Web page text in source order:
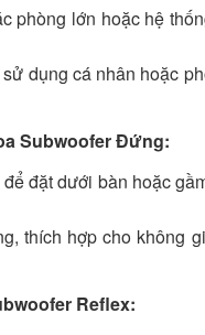
phòng lớn hoặc hệ
dụng cá nhân hoặc
Subwoofer Đứng:
đặt dưới bàn hoặc
thích hợp cho không
Reflex: